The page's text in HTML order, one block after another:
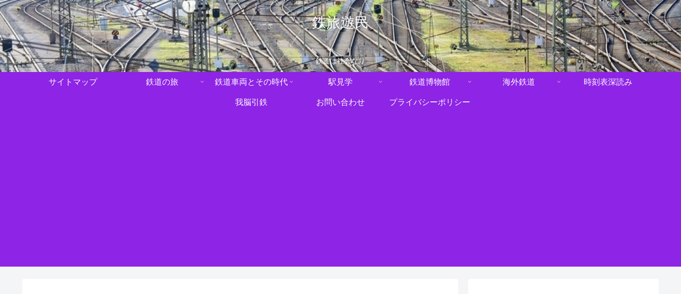
鉄旅遊民
鉄道は社会なり
サイトマップ 鉄道の旅 鉄道車両とその時代 駅見学 鉄道博物館 海外鉄道 時刻表深読み
我脳引鉄 お問い合わせ プライバシーポリシー